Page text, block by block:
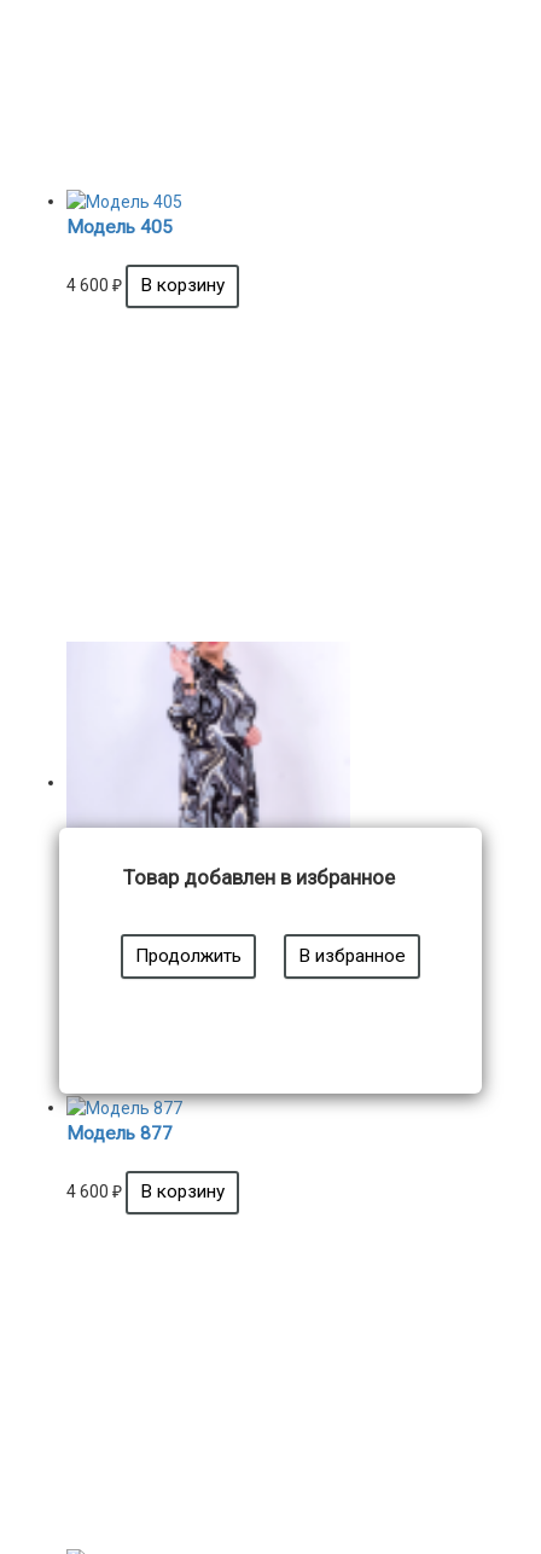
Модель 405
4 600 ₽
Модель 888
Модель 877
4 600 ₽
Товар добавлен в избранное
Продолжить В избранное